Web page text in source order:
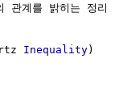
관계를 밝히는 정리
Inequality)